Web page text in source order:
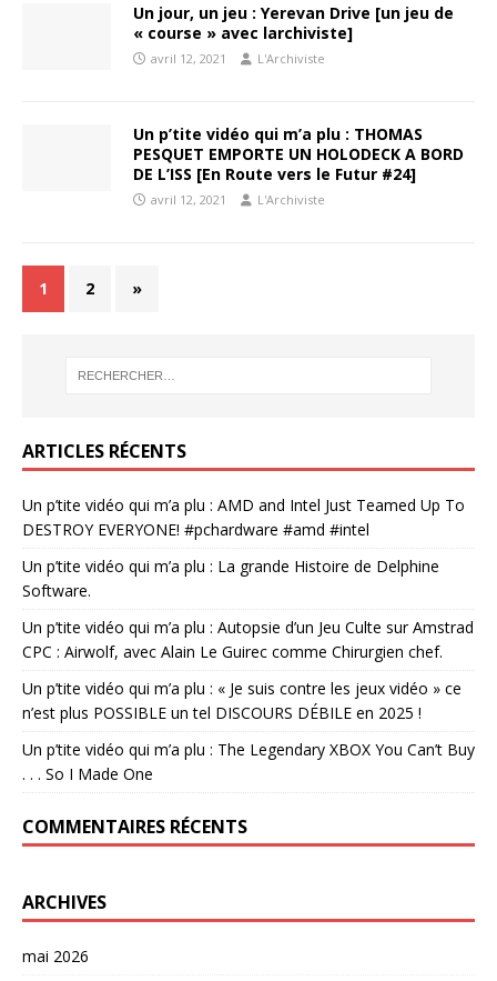
Un jour, un jeu : Yerevan Drive [un jeu de
« course » avec larchiviste]
avril 12, 2021 L'Archiviste
Un p’tite vidéo qui m’a plu : THOMAS
PESQUET EMPORTE UN HOLODECK A BORD
DE L’ISS [En Route vers le Futur #24]
avril 12, 2021 L'Archiviste
1 2 »
ARTICLES RÉCENTS
Un p’tite vidéo qui m’a plu : AMD and Intel Just Teamed Up To
DESTROY EVERYONE! #pchardware #amd #intel
Un p’tite vidéo qui m’a plu : La grande Histoire de Delphine
Software.
Un p’tite vidéo qui m’a plu : Autopsie d’un Jeu Culte sur Amstrad
CPC : Airwolf, avec Alain Le Guirec comme Chirurgien chef.
Un p’tite vidéo qui m’a plu : « Je suis contre les jeux vidéo » ce
n’est plus POSSIBLE un tel DISCOURS DÉBILE en 2025 !
Un p’tite vidéo qui m’a plu : The Legendary XBOX You Can’t Buy
. . . So I Made One
COMMENTAIRES RÉCENTS
ARCHIVES
mai 2026